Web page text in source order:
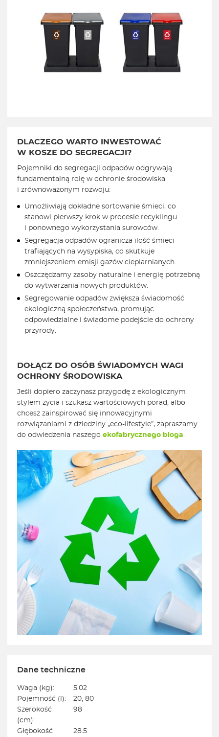
DLACZEGO WARTO INWESTOWAĆ
W KOSZE DO SEGREGACJI?
Pojemniki do segregacji odpadów odgrywają
fundamentalną rolę w ochronie środowiska
i zrównoważonym rozwoju:
Umożliwiają dokładne sortowanie śmieci, co
stanowi pierwszy krok w procesie recyklingu
i ponownego wykorzystania surowców.
Segregacja odpadów ogranicza ilość śmieci
trafiających na wysypiska, co skutkuje
zmniejszeniem emisji gazów cieplarnianych.
Oszczędzamy zasoby naturalne i energię potrzebną
do wytwarzania nowych produktów.
Segregowanie odpadów zwiększa świadomość
ekologiczną społeczeństwa, promując
odpowiedzialne i świadome podejście do ochrony
przyrody.
DOŁĄCZ DO OSÓB ŚWIADOMYCH WAGI
OCHRONY ŚRODOWISKA
Jeśli dopiero zaczynasz przygodę z ekologicznym
stylem życia i szukasz wartościowych porad, albo
chcesz zainspirować się innowacyjnymi
rozwiązaniami z dziedziny „eco-lifestyle”, zapraszamy
do odwiedzenia naszego ekofabrycznego bloga.
Dane techniczne
Waga (kg):
5.02
Pojemność (l):
20, 80
Szerokość
(cm):
98
Głębokość
28.5